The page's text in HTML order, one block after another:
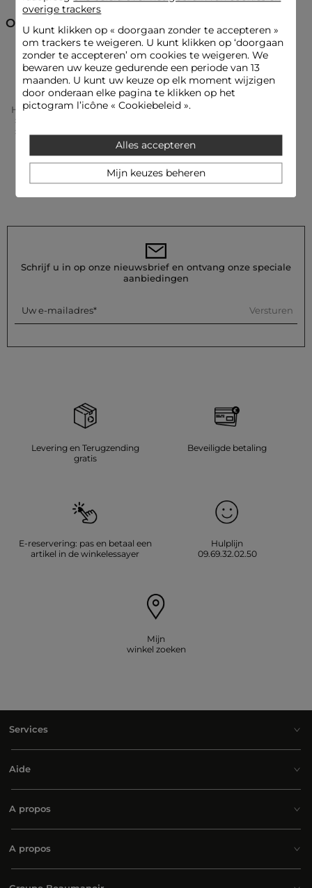
Categorie :Truien ronde hals vrouw
Kleur :
Truien ronde hals vrouw zwart
Ontdek ook
Truien ronde hals Truien Truien rolkraag
Home Kleding Vrouw
Truien Femme
Schrijf u in op onze nieuwsbrief en ontvang onze speciale
aanbiedingen
Uw e-mailadres Versturen
Levering en Terugzending
gratis
Beveiligde betaling
E-reservering: pas en betaal een
artikel in de winkelessayer
Hulplijn
09.69.32.02.50
Mijn
winkel zoeken
Services
Aide
A propos
A propos
overige trackers
U kunt klikken op « doorgaan zonder te accepteren»
om trackers te weigeren. U kunt klikken op ‘doorgaan
zonder te accepteren’ om cookies te weigeren. We
bewaren uw keuze gedurende een periode van 13
maanden. U kunt uw keuze op elk moment wijzigen
door onderaan elke pagina te klikken op het
pictogram l’icône « Cookiebeleid ».
Alles accepteren
Mijn keuzes beheren